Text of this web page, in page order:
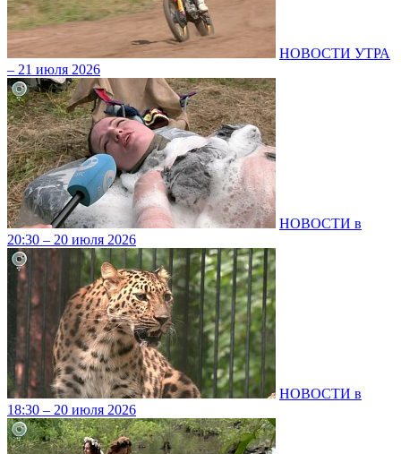
НОВОСТИ УТРА
– 21 июля 2026
НОВОСТИ в
20:30 – 20 июля 2026
НОВОСТИ в
18:30 – 20 июля 2026